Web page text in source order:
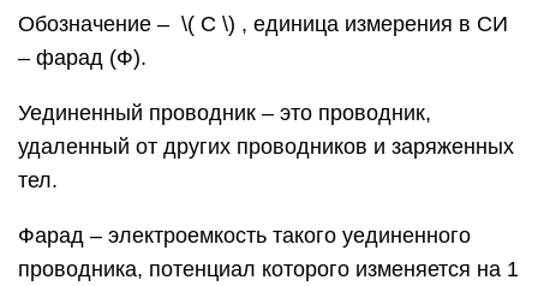
Обозначение – ​ \( C \) ​, единица измерения в СИ
– фарад (Ф).
Уединенный проводник – это проводник,
удаленный от других проводников и заряженных
тел.
Фарад – электроемкость такого уединенного
проводника, потенциал которого изменяется на 1